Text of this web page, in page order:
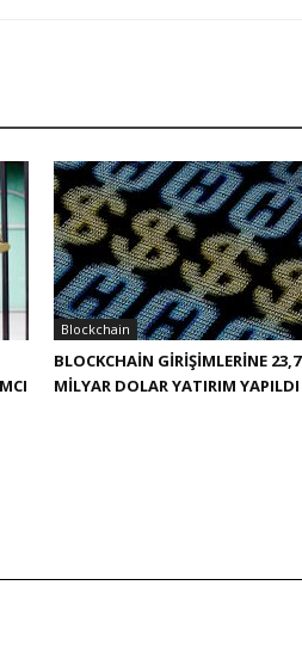
Blockchain
BLOCKCHAIN GIRIŞIMLERINE 23,7
MILYAR DOLAR YATIRIM YAPILDI